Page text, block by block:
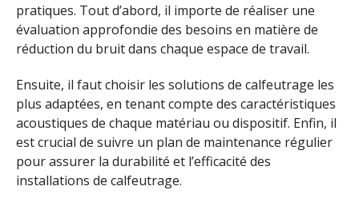
pratiques. Tout d’abord, il importe de réaliser une
évaluation approfondie des besoins en matière de
réduction du bruit dans chaque espace de travail.
Ensuite, il faut choisir les solutions de calfeutrage les
plus adaptées, en tenant compte des caractéristiques
acoustiques de chaque matériau ou dispositif. Enfin, il
est crucial de suivre un plan de maintenance régulier
pour assurer la durabilité et l’efficacité des
installations de calfeutrage.